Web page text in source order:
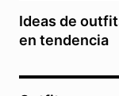
Ideas de
en tendencia